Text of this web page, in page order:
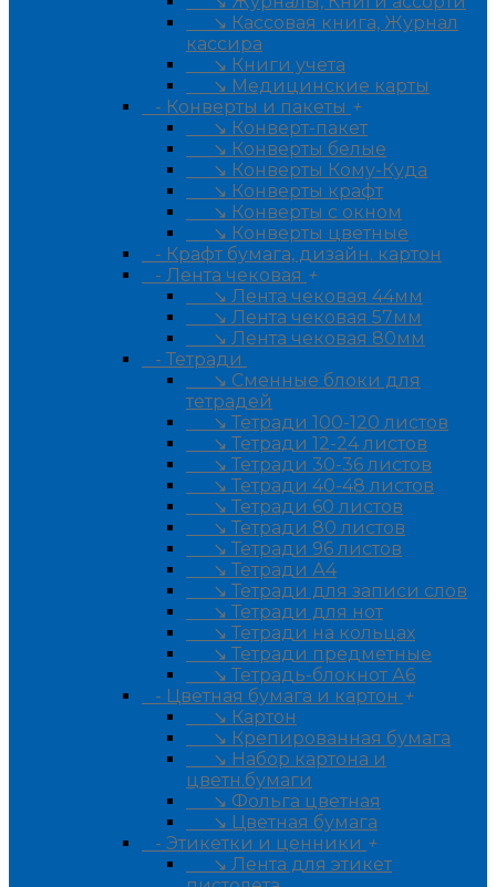
↘ Кассовая книга, Журнал
кассира
↘ Книги учета
↘ Медицинские карты
- Конверты и пакеты +
↘ Конверт-пакет
↘ Конверты белые
↘ Конверты Кому-Куда
↘ Конверты крафт
↘ Конверты с окном
↘ Конверты цветные
- Крафт бумага, дизайн. картон
- Лента чековая +
↘ Лента чековая 44мм
↘ Лента чековая 57мм
↘ Лента чековая 80мм
- Тетради
↘ Сменные блоки для
тетрадей
↘ Тетради 100-120 листов
↘ Тетради 12-24 листов
↘ Тетради 30-36 листов
↘ Тетради 40-48 листов
↘ Тетради 60 листов
↘ Тетради 80 листов
↘ Тетради 96 листов
↘ Тетради А4
↘ Тетради для записи слов
↘ Тетради для нот
↘ Тетради на кольцах
↘ Тетради предметные
↘ Тетрадь-блокнот А6
- Цветная бумага и картон +
↘ Картон
↘ Крепированная бумага
↘ Набор картона и
цветн.бумаги
↘ Фольга цветная
↘ Цветная бумага
- Этикетки и ценники +
↘ Лента для этикет